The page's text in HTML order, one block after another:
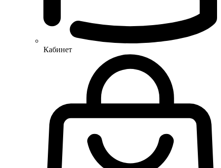
Кабинет